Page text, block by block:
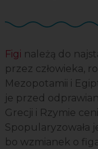
Figi należą do
przez człowieka,
Mezopotamii i
je przed
Grecji i Rzymie
Spopularyzowała
bo wzmianek o